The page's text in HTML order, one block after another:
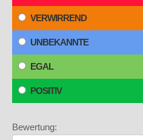
VERWIRREND
UNBEKANNTE
EGAL
POSITIV
Bewertung: